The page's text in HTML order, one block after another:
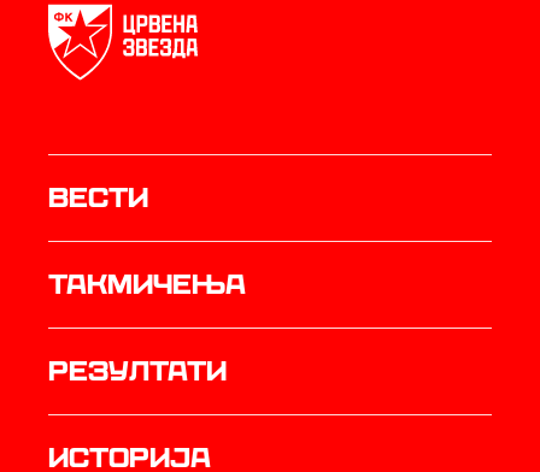
Вести
Такмичења
резултати
историја